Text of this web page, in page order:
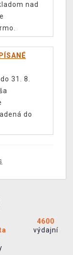
nad
31. 8.
do
4600
výdajní